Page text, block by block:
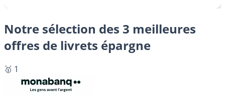
Notre sélection des 3 meilleures
offres de livrets épargne
🥇 1